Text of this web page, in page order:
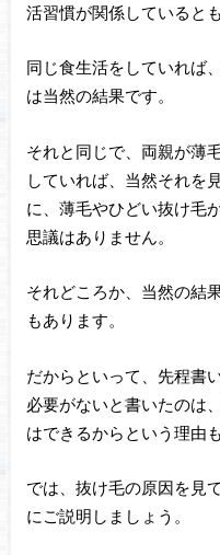
活習慣が関係していると
同じ食生活をしていれば
は当然の結果です。
それと同じで、両親が薄
していれば、当然それを
に、薄毛やひどい抜け毛
思議はありません。
それどころか、当然の結
もあります。
だからといって、先程書
必要がないと書いたのは
はできるからという理由
では、抜け毛の原因を見
にご説明しましょう。